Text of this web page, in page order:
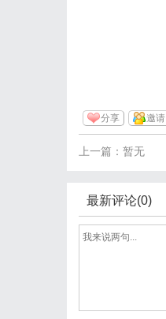
分享 邀请
上一篇：暂无
最新评论(0)